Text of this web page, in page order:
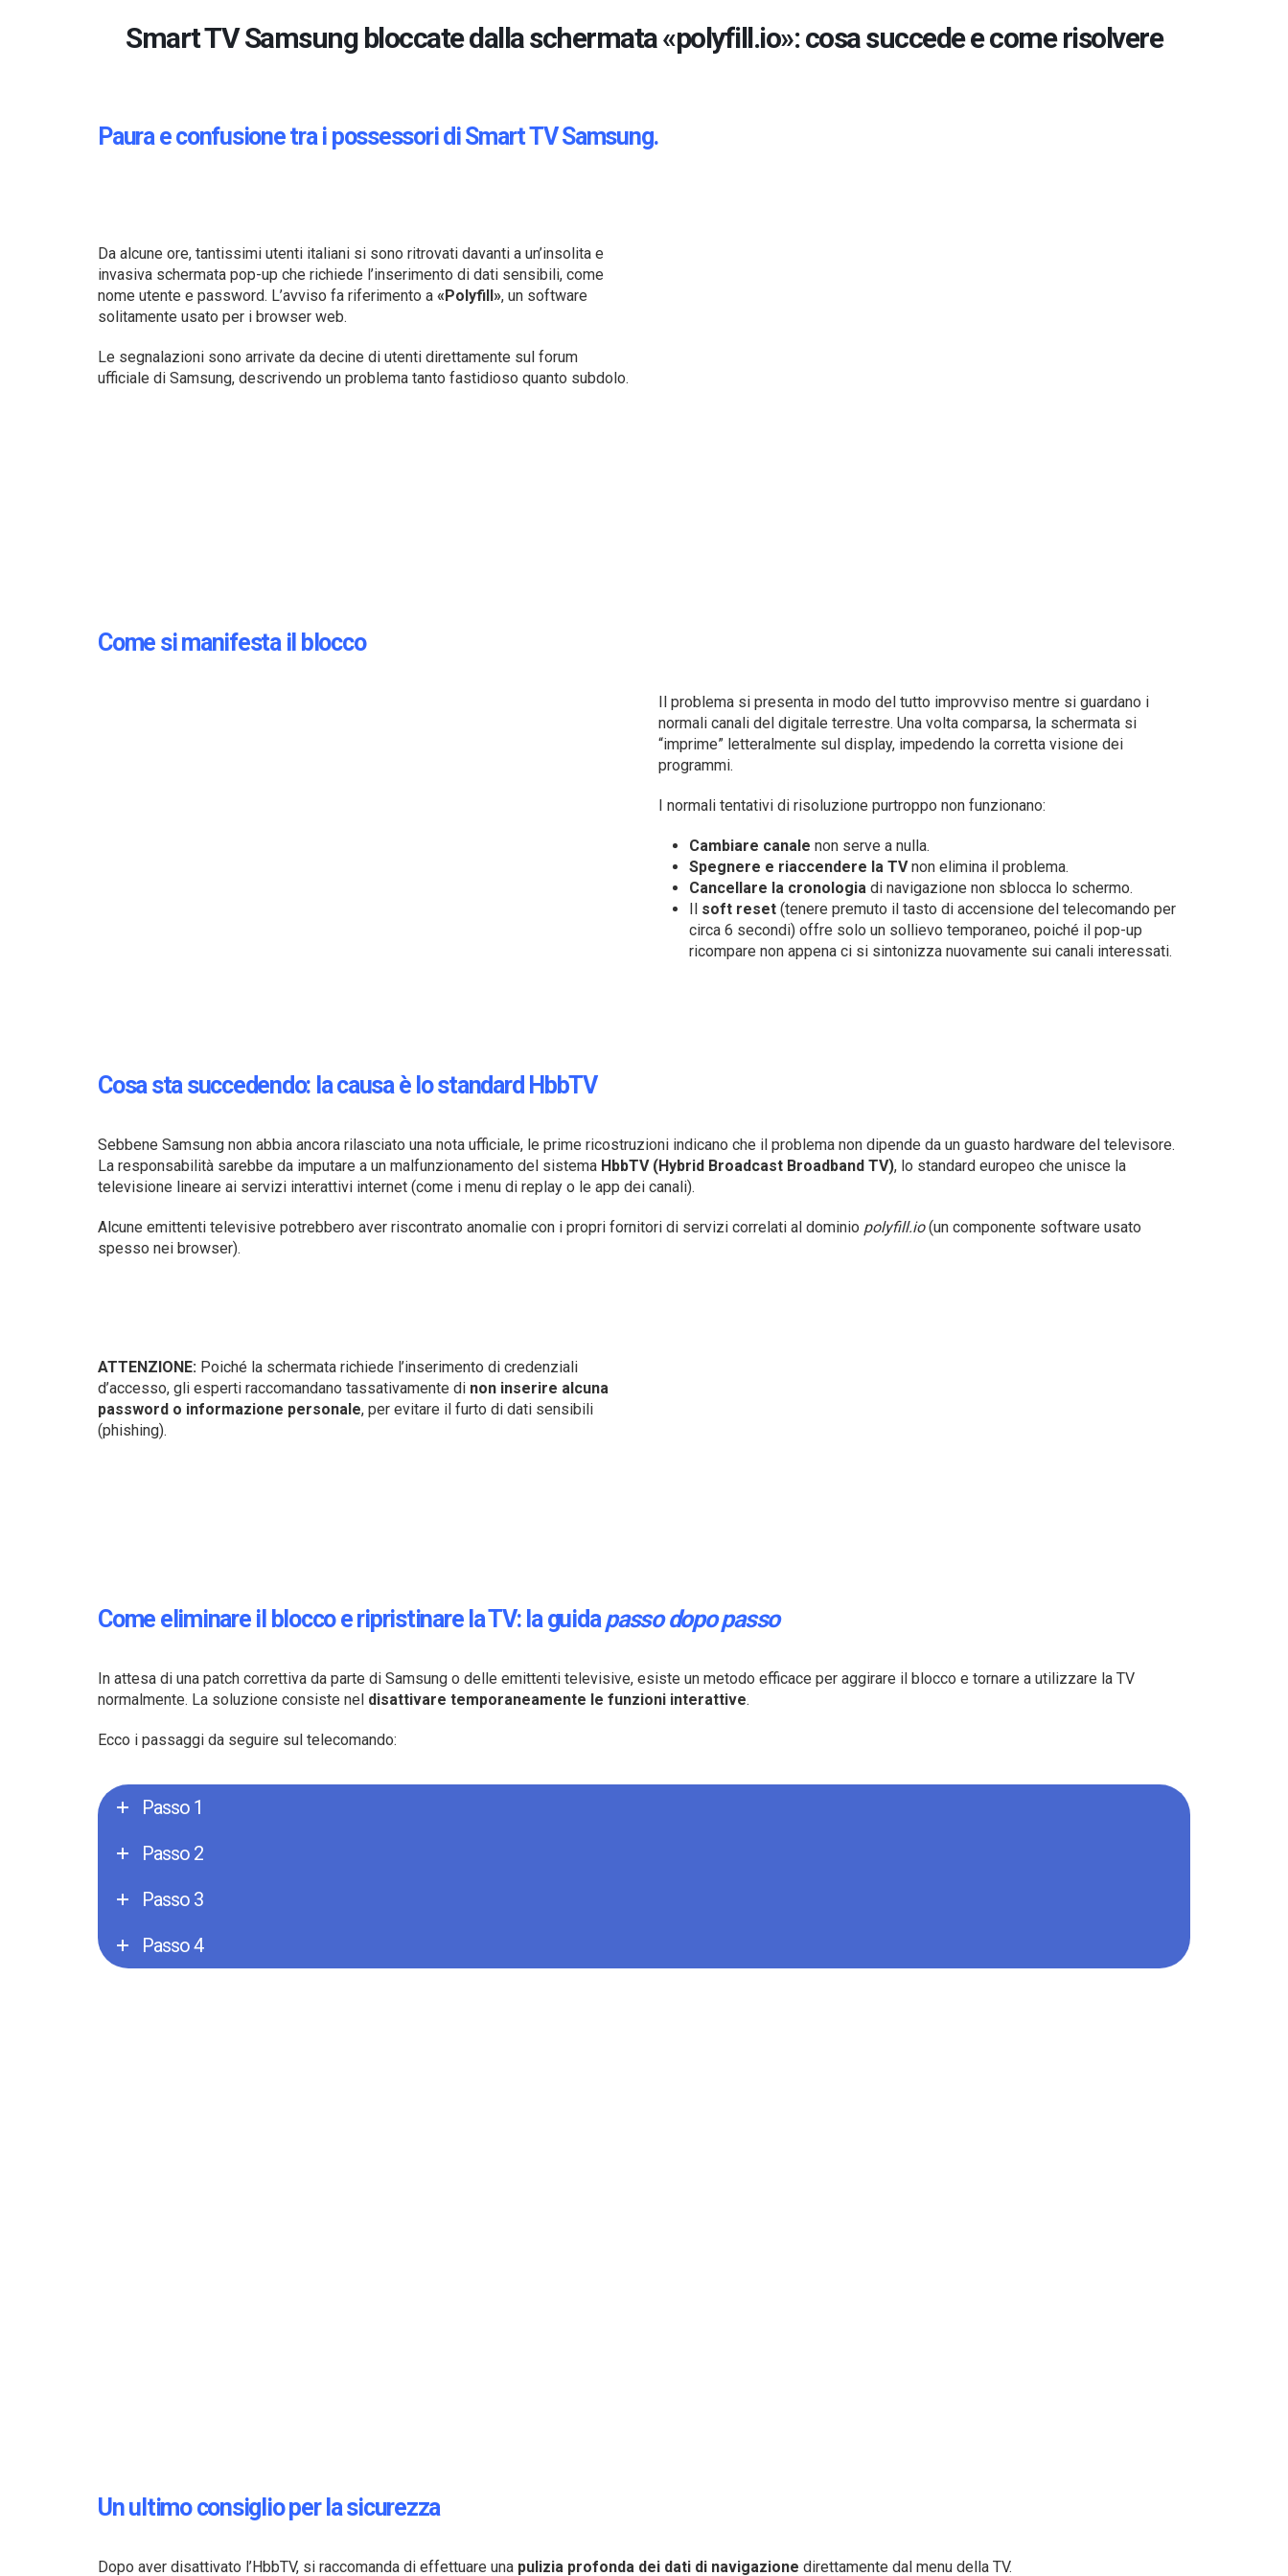
Smart TV Samsung bloccate dalla schermata «polyfill.io»: cosa succede e come risolvere
Paura e confusione tra i possessori di Smart TV Samsung.
Da alcune ore, tantissimi utenti italiani si sono ritrovati davanti a un’insolita e
invasiva schermata pop-up che richiede l’inserimento di dati sensibili, come
nome utente e password. L’avviso fa riferimento a «Polyfill», un software
solitamente usato per i browser web.
Le segnalazioni sono arrivate da decine di utenti direttamente sul forum
ufficiale di Samsung, descrivendo un problema tanto fastidioso quanto subdolo.
Come si manifesta il blocco
Il problema si presenta in modo del tutto improvviso mentre si guardano i
normali canali del digitale terrestre. Una volta comparsa, la schermata si
“imprime” letteralmente sul display, impedendo la corretta visione dei
programmi.
I normali tentativi di risoluzione purtroppo non funzionano:
Cambiare canale non serve a nulla.
Spegnere e riaccendere la TVnon elimina il problema.
Cancellare la cronologia di navigazione non sblocca lo schermo.
soft reset (tenere premuto il tasto di accensione del telecomando per
circa 6 secondi) offre solo un sollievo temporaneo, poiché il pop-up
ricompare non appena ci si sintonizza nuovamente sui canali interessati.
Cosa sta succedendo: la causa è lo standard HbbTV
Sebbene Samsung non abbia ancora rilasciato una nota ufficiale, le prime ricostruzioni indicano che il problema non dipende da un guasto hardware del televisore.
La responsabilità sarebbe da imputare a un malfunzionamento del sistema HbbTV (Hybrid Broadcast Broadband TV), lo standard europeo che unisce la
televisione lineare ai servizi interattivi internet (come i menu di replay o le app dei canali).
Alcune emittenti televisive potrebbero aver riscontrato anomalie con i propri fornitori di servizi correlati al dominio polyfill.io(un componente software usato
spesso nei browser).
ATTENZIONE: Poiché la schermata richiede l’inserimento di credenziali
d’accesso, gli esperti raccomandano tassativamente di non inserire alcuna
password o informazione personale, per evitare il furto di dati sensibili
(phishing).
Come eliminare il blocco e ripristinare la TV: la guidapasso dopo passo
In attesa di una patch correttiva da parte di Samsung o delle emittenti televisive, esiste un metodo efficace per aggirare il blocco e tornare a utilizzare la TV
normalmente. La soluzione consiste nel disattivare temporaneamente le funzioni interattive.
Ecco i passaggi da seguire sul telecomando:
Passo 1
Passo 2
Passo 3
Passo 4
Un ultimo consiglio per la sicurezza
Dopo aver disattivato l’HbbTV, si raccomanda di effettuare una pulizia profonda dei dati di navigazione direttamente dal menu della TV.